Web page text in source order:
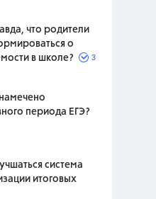
что родители
о
в школе?
3
периода ЕГЭ?
система
итоговых